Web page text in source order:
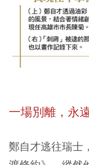
一場別離，永
鄭自才逃往瑞士